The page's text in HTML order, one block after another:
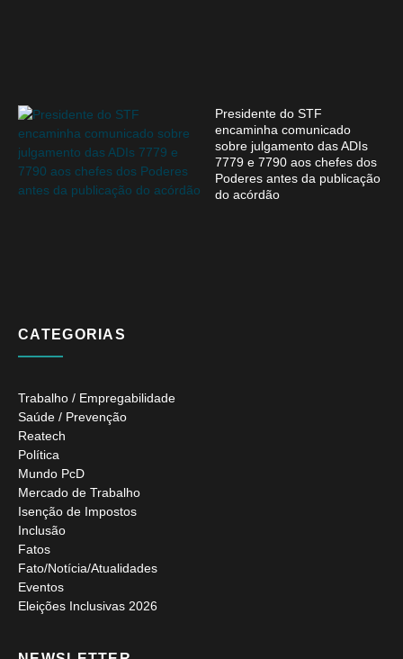
Presidente do STF
encaminha comunicado
sobre julgamento das ADIs
7779 e 7790 aos chefes dos
Poderes antes da publicação
do acórdão
CATEGORIAS
Trabalho / Empregabilidade
Saúde / Prevenção
Reatech
Política
Mundo PcD
Mercado de Trabalho
Isenção de Impostos
Inclusão
Fatos
Fato/Notícia/Atualidades
Eventos
Eleições Inclusivas 2026